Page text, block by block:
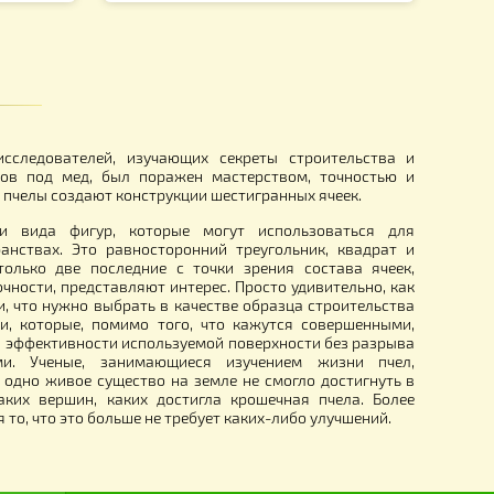
пылесборника
341х371 мм.
Крышка на Сублиматоры
170.00грн.